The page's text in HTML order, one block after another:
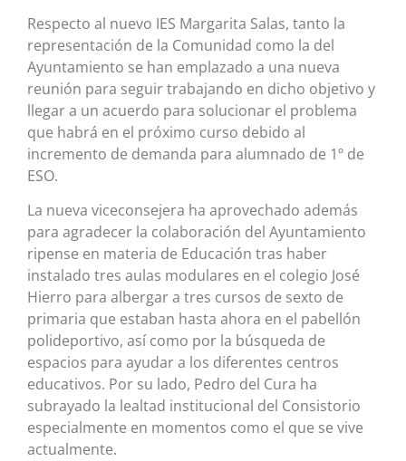
Respecto al nuevo IES Margarita Salas, tanto la
representación de la Comunidad como la del
Ayuntamiento se han emplazado a una nueva
reunión para seguir trabajando en dicho objetivo y
llegar a un acuerdo para solucionar el problema
que habrá en el próximo curso debido al
incremento de demanda para alumnado de 1º de
ESO.
La nueva viceconsejera ha aprovechado además
para agradecer la colaboración del Ayuntamiento
ripense en materia de Educación tras haber
instalado tres aulas modulares en el colegio José
Hierro para albergar a tres cursos de sexto de
primaria que estaban hasta ahora en el pabellón
polideportivo, así como por la búsqueda de
espacios para ayudar a los diferentes centros
educativos. Por su lado, Pedro del Cura ha
subrayado la lealtad institucional del Consistorio
especialmente en momentos como el que se vive
actualmente.